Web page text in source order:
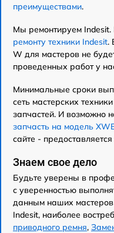
преимуществами.
Мы ремонтируем
ремонту техники Indesit.
W для мастеров не
проведенных работ у
Минимальные сроки
сеть мастерских
запчастей. И возможно
запчасть на модель
сайте -
Знаем свое дело
Будьте уверены в
с уверенностью
данным наших
Indesit, наиболее
приводного ремня,